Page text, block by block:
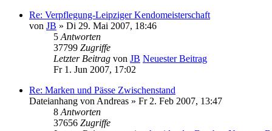
Re: Verpflegung-Leipziger Kendomeisterschaft
von JB » Di 29. Mai 2007, 18:46
5 Antworten
37799 Zugriffe
Letzter Beitrag von JB Neuester Beitrag
Fr 1. Jun 2007, 17:02
Re: Marken und Pässe Zwischenstand
Dateianhang von Andreas » Fr 2. Feb 2007, 13:47
8 Antworten
37656 Zugriffe